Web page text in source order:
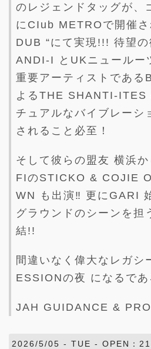
のレジェンドタッグが、
にCIub METROで開催
DUB “にて実現!!! 待望
ANDI-I とUKニュールー
重要アーティストであ
よるTHE SHANTI-ITES
チュアルなバイブレーシ
されること必至！
そして彼らの盟友 横浜
FIのSTICKO & COJIE
WN も出演‼︎ 更にGARI
グラウンドのシーンを担
結!!
間違いなく偉大なレガシ
ESSIONの夜 になるであ
JAH GUIDANCE &
2026/5/05 - TUE - OPEN：